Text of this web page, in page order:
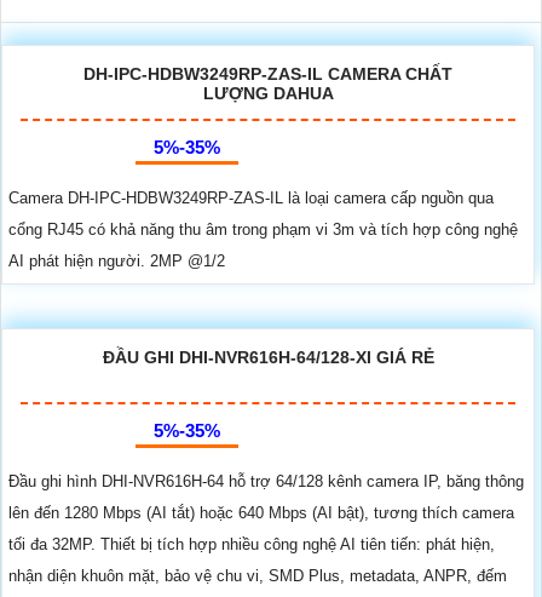
DH-IPC-HDBW3249RP-ZAS-IL CAMERA CHẤT
LƯỢNG DAHUA
5%-35%
Camera DH-IPC-HDBW3249RP-ZAS-IL là loại camera cấp nguồn qua
cổng RJ45 có khả năng thu âm trong phạm vi 3m và tích hợp công nghệ
AI phát hiện người. 2MP @1/2
ĐẦU GHI DHI-NVR616H-64/128-XI GIÁ RẺ
5%-35%
Đầu ghi hình DHI-NVR616H-64 hỗ trợ 64/128 kênh camera IP, băng thông
lên đến 1280 Mbps (AI tắt) hoặc 640 Mbps (AI bật), tương thích camera
tối đa 32MP. Thiết bị tích hợp nhiều công nghệ AI tiên tiến: phát hiện,
nhận diện khuôn mặt, bảo vệ chu vi, SMD Plus, metadata, ANPR, đếm